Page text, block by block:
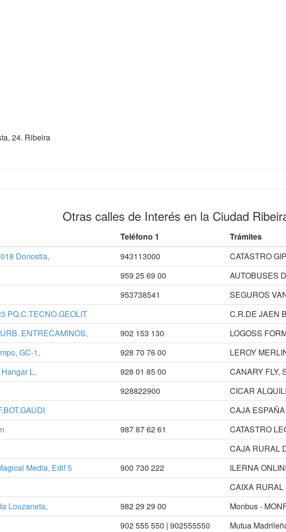
24. Ribeira
Otras calles de Interés en la Ciudad
Teléfono 1
Trámites
Donostia,
943113000
CATASTRO
959 25 69 00
AUTOBUSES
953738541
SEGUROS
PQ.C.TECNO.GEOLIT
C.R.DE JAEN
ENTRECAMINOS,
902 153 130
LOGOSS
GC-1,
928 70 76 00
LEROY
L,
928 01 85 00
CANARY FLY,
928822900
CICAR
CAJA
987 87 62 61
CATASTRO
CAJA RURAL
Media, Edif 5
900 730 222
ILERNA
CAIXA RURAL
Louzaneta,
982 29 29 00
Monbus -
902 555 550 | 902555550 Mutua